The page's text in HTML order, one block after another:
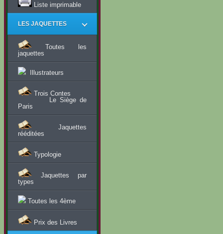
Liste imprimable
LES JAQUETTES
Toutes les
jaquettes
Illustrateurs
Trois Contes
Le Siège de
Paris
Jaquettes
rééditées
Typologie
Jaquettes par
types
Toutes les 4ème
Prix des Livres